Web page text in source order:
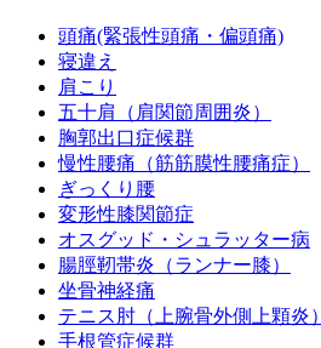
頭痛(緊張性頭痛・偏頭痛)
寝違え
肩こり
五十肩（肩関節周囲炎）
胸郭出口症候群
慢性腰痛（筋筋膜性腰痛症）
ぎっくり腰
変形性膝関節症
オスグッド・シュラッター病
腸脛靭帯炎（ランナー膝）
坐骨神経痛
テニス肘（上腕骨外側上顆炎）
手根管症候群